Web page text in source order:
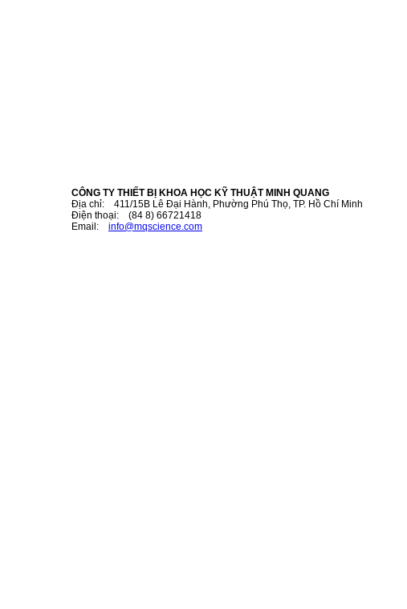
CÔNG TY THIẾT BỊ KHOA HỌC KỸ THUẬT MINH QUANG
Địa chỉ: 411/15B Lê Đại Hành, Phường Phú Thọ, TP. Hồ Chí Minh
Điện thoại: (84 8) 66721418
Email: info@mqscience.com